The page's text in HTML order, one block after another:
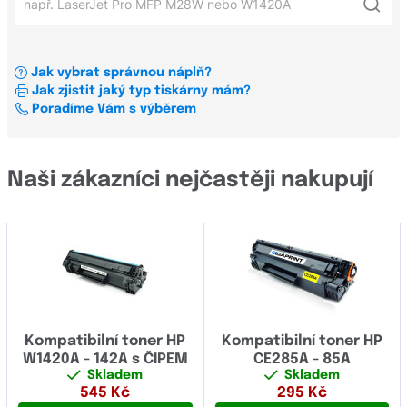
Xerox
Konfigurátor štítků a pásek pro tiskárny štítků
Všechni výrobci
Casio
Develop
Dymo
Epson
Color InkJet
Business InkJet
Color InkJet
Color Laser
HP LaserJet P1102
HP LaserJet M1132 mfp
HP LaserJet 1020
Jak vybrat správnou náplň?
Jak zjistit jaký typ tiskárny mám?
Poradíme Vám s výběrem
Naši zákazníci nejčastěji nakupují
Kompatibilní toner HP
W1420A - 142A s ČIPEM
Skladem
545 Kč
Kompatibilní toner HP
CE285A - 85A
Skladem
295 Kč